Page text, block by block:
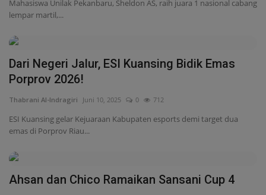
Mahasiswa Unilak Pekanbaru, Sheldon AS, raih juara 1 nasional cabang
lempar martil,...
Dari Negeri Jalur, ESI Kuansing Bidik Emas
Porprov 2026!
Thabrani Al-Indragiri Juni 10, 2025 0 712
ESI Kuansing gelar Kejuaraan Kabupaten esports demi target dua
emas di Porprov Riau...
Ahsan dan Chico Ramaikan Sansani Cup 4